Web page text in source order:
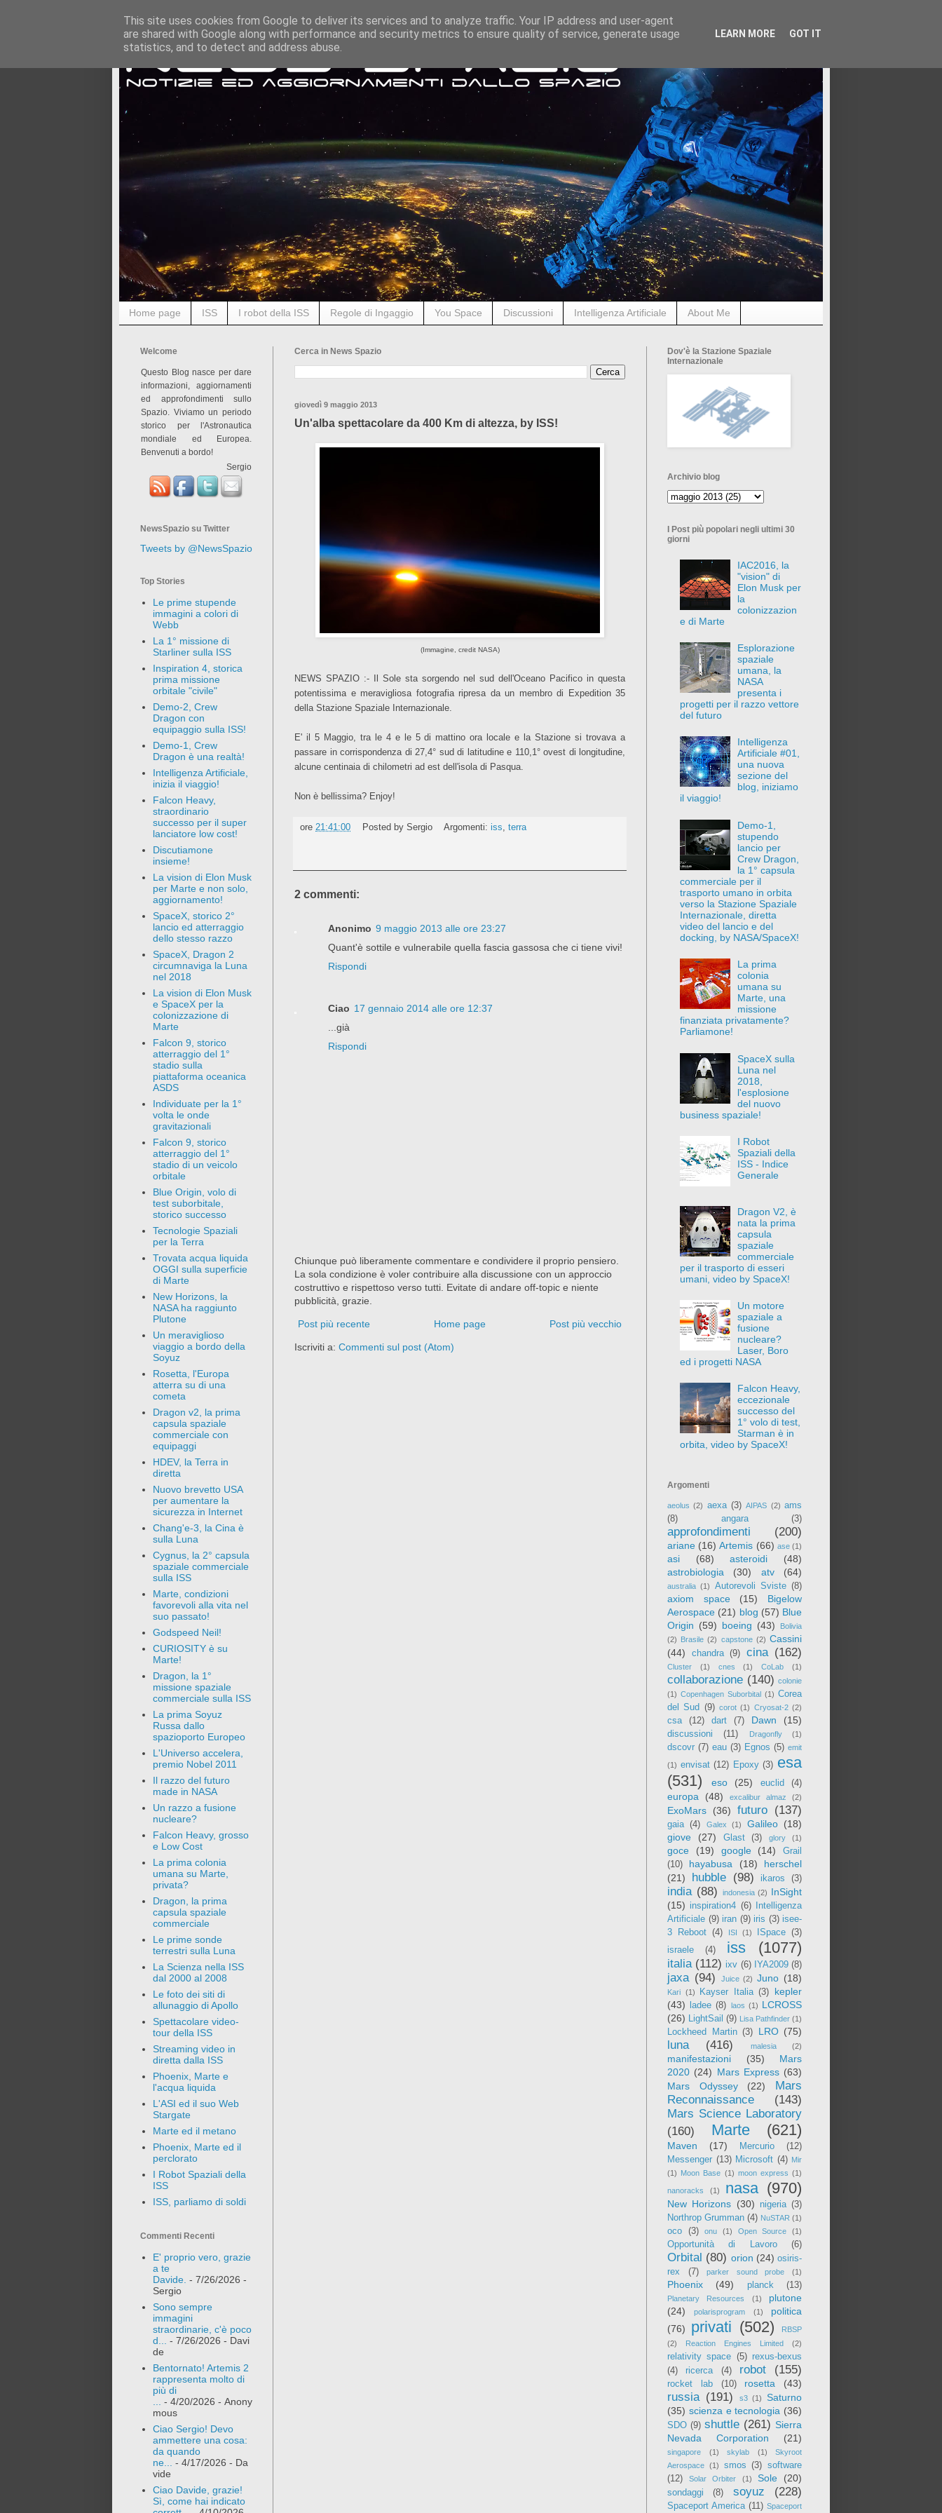
Home page ISS I robot della ISS Regole di Ingaggio You Space Discussioni Intelligenza Artificiale About Me
Cerca in News Spazio
giovedì 9 maggio 2013
Un'alba spettacolare da 400 Km di altezza, by ISS!
(Immagine, credit NASA)
NEWS SPAZIO :- Il Sole sta sorgendo nel sud dell'Oceano Pacifico in questa
potentissima e meravigliosa fotografia ripresa da un membro di Expedition 35
della Stazione Spaziale Internazionale.
E' il 5 Maggio, tra le 4 e le 5 di mattino ora locale e la Stazione si trovava a
passare in corrispondenza di 27,4° sud di latitudine e 110,1° ovest di longitudine,
alcune centinaia di chilometri ad est dell'isola di Pasqua.
Non è bellissima? Enjoy!
ore 21:41:00 Posted by Sergio Argomenti:iss ,terra
2 commenti:
Anonimo 9 maggio 2013 alle ore 23:27
Quant'è sottile e vulnerabile quella fascia gassosa che ci tiene vivi!
Rispondi
Ciao 17 gennaio 2014 alle ore 12:37
...già
Rispondi
Chiunque può liberamente commentare e condividere il proprio pensiero.
La sola condizione è voler contribuire alla discussione con un approccio
costruttivo e rispettoso verso tutti. Evitate di andare off-topic e niente
pubblicità, grazie.
Post più recente Post più vecchio
Home page
Iscriviti a: Commenti sul post (Atom)
Welcome
Questo Blog nasce per dare
informazioni, aggiornamenti
ed approfondimenti sullo
Spazio. Viviamo un periodo
storico per l'Astronautica
mondiale ed Europea.
Benvenuti a bordo!
Sergio
NewsSpazio su Twitter
Tweets by @NewsSpazio
Top Stories
Le prime stupende
immagini a colori di
Webb
La 1° missione di
Starliner sulla ISS
Inspiration 4, storica
prima missione
orbitale "civile"
Demo-2, Crew
Dragon con
equipaggio sulla ISS!
Demo-1, Crew
Dragon è una realtà!
Intelligenza Artificiale,
inizia il viaggio!
Falcon Heavy,
straordinario
successo per il super
lanciatore low cost!
Discutiamone
insieme!
La vision di Elon Musk
per Marte e non solo,
aggiornamento!
SpaceX, storico 2°
lancio ed atterraggio
dello stesso razzo
SpaceX, Dragon 2
circumnaviga la Luna
nel 2018
La vision di Elon Musk
e SpaceX per la
colonizzazione di
Marte
Falcon 9, storico
atterraggio del 1°
stadio sulla
piattaforma oceanica
ASDS
Individuate per la 1°
volta le onde
gravitazionali
Falcon 9, storico
atterraggio del 1°
stadio di un veicolo
orbitale
Blue Origin, volo di
test suborbitale,
storico successo
Tecnologie Spaziali
per la Terra
Trovata acqua liquida
OGGI sulla superficie
di Marte
New Horizons, la
NASA ha raggiunto
Plutone
Un meraviglioso
viaggio a bordo della
Soyuz
Rosetta, l'Europa
atterra su di una
cometa
Dragon v2, la prima
capsula spaziale
commerciale con
equipaggi
HDEV, la Terra in
diretta
Nuovo brevetto USA
per aumentare la
sicurezza in Internet
Chang'e-3, la Cina è
sulla Luna
Cygnus, la 2° capsula
spaziale commerciale
sulla ISS
Marte, condizioni
favorevoli alla vita nel
suo passato!
Godspeed Neil!
CURIOSITY è su
Marte!
Dragon, la 1°
missione spaziale
commerciale sulla ISS
La prima Soyuz
Russa dallo
spazioporto Europeo
L'Universo accelera,
premio Nobel 2011
Il razzo del futuro
made in NASA
Un razzo a fusione
nucleare?
Falcon Heavy, grosso
e Low Cost
La prima colonia
umana su Marte,
privata?
Dragon, la prima
capsula spaziale
commerciale
Le prime sonde
terrestri sulla Luna
La Scienza nella ISS
dal 2000 al 2008
Le foto dei siti di
allunaggio di Apollo
Spettacolare video-
tour della ISS
Streaming video in
diretta dalla ISS
Phoenix, Marte e
l'acqua liquida
L'ASI ed il suo Web
Stargate
Marte ed il metano
Phoenix, Marte ed il
perclorato
I Robot Spaziali della
ISS
ISS, parliamo di soldi
Commenti Recenti
E' proprio vero, grazie
a te
Davide. - 7/26/2026 -
Sergio
Sono sempre
immagini
straordinarie, c'è poco
d... - 7/26/2026 - Davi
de
Bentornato! Artemis 2
rappresenta molto di
più di
... - 4/20/2026 - Anony
mous
Ciao Sergio! Devo
ammettere una cosa:
da quando
ne... - 4/17/2026 - Da
vide
Ciao Davide, grazie!
Sì, come hai indicato
Dov'è la Stazione Spaziale
Internazionale
Archivio blog
I Post più popolari negli ultimi 30
giorni
IAC2016, la
"vision" di
Elon Musk per
la
colonizzazion
e di Marte
Esplorazione
spaziale
umana, la
NASA
presenta i
progetti per il razzo vettore
del futuro
Intelligenza
Artificiale #01,
una nuova
sezione del
blog, iniziamo
il viaggio!
Demo-1,
stupendo
lancio per
Crew Dragon,
la 1° capsula
commerciale per il
trasporto umano in orbita
verso la Stazione Spaziale
Internazionale, diretta
video del lancio e del
docking, by NASA/SpaceX!
La prima
colonia
umana su
Marte, una
missione
finanziata privatamente?
Parliamone!
SpaceX sulla
Luna nel
2018,
l'esplosione
del nuovo
business spaziale!
I Robot
Spaziali della
ISS - Indice
Generale
Dragon V2, è
nata la prima
capsula
spaziale
commerciale
per il trasporto di esseri
umani, video by SpaceX!
Un motore
spaziale a
fusione
nucleare?
Laser, Boro
ed i progetti NASA
Falcon Heavy,
eccezionale
successo del
1° volo di test,
Starman è in
orbita, video by SpaceX!
Argomenti
aeolus (2) aexa (3) AIPAS (2) ams
(8)
angara (3)
approfondimenti (200)
ariane (16) Artemis (66) ase (1)
asi (68) asteroidi
(48)
astrobiologia
(30) atv (64)
australia (1) Autorevoli Sviste (8)
axiom space (15)
Bigelow
Aerospace (21) blog (57) Blue
Origin (59) boeing (43)
Bolivia
(2) Brasile (2) capstone (2) Cassini
(44)
chandra (9) cina (162)
Cluster (1) cnes (1) CoLab (1)
collaborazione (140) colonie
(1) Copenhagen Suborbital (1) Corea
del Sud (9) corot (1) Cryosat-2 (2)
csa (12) dart (7) Dawn (15)
discussioni (11) Dragonfly (1)
dscovr (7) eau (3) Egnos (5) emit
(1) envisat (12) Epoxy (3) esa
(531)
eso (25) euclid (4)
europa (48) excalibur almaz (2)
ExoMars (36) futuro (137)
gaia (4) Galex (1) Galileo (18)
giove
(27) Glast (3) glory (1)
goce (19) google (14)
Grail
(10)
hayabusa (18)
herschel
(21)
hubble (98) ikaros (3)
india (88) indonesia (2) InSight
(15) inspiration4 (6)
Intelligenza
Artificiale (9) iran (9) iris (3) isee-
3 Reboot (4) ISI (1) ISpace (3)
israele
(4) iss (1077)
italia (112) ixv (6) IYA2009 (8)
jaxa (94) Juice (2) Juno (18)
Kari (1) Kayser Italia (3)
kepler
(43)
ladee (8) laos (1) LCROSS
(26) LightSail (9) Lisa Pathfinder (1)
Lockheed Martin (3) LRO (75)
luna (416) malesia (2)
manifestazioni (35)
Mars
2020 (24) Mars Express (63)
Mars Odyssey
(22)
Mars
Reconnaissance
(143)
Mars Science Laboratory
(160)
Marte (621)
Maven (17) Mercurio
(12)
Messenger (13) Microsoft (4) Mir
(1) Moon Base (1) moon express (1)
nanoracks (1) nasa (970)
New Horizons (30) nigeria (3)
Northrop Grumman (4) NuSTAR (1)
oco (3) onu (1) Open Source (1)
Opportunità di Lavoro (6)
Orbital (80) orion (24) osiris-
rex
(7) parker sound probe (1)
Phoenix (49) planck (13)
Planetary Resources (1)
plutone
(24)
polarisprogram (1)
politica
(76)
privati (502)
RBSP
(2)
Reaction Engines Limited (2)
relativity space (5) rexus-bexus
(4)
ricerca (4) robot (155)
rocket lab (10) rosetta (43)
russia (191) s3 (1)
Saturno
(35) scienza e tecnologia (36)
SDO (9) shuttle (261) Sierra
Nevada Corporation
(21)
singapore (1) skylab (1)
Skyroot
Aerospace (1) smos (3) software
(12)
Solar Orbiter (1) Sole (20)
sondaggi (8) soyuz (228)
Spaceport America (11) Spaceport
This site uses cookies from Google to deliver its services and to analyze traffic. Your IP address and user-agent
are shared with Google along with performance and security metrics to ensure quality of service, generate usage
statistics, and to detect and address abuse.
LEARN MORE GOT IT